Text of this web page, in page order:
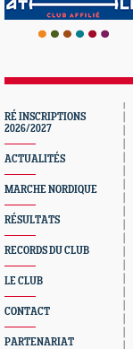
RÉ INSCRIPTIONS
2026/2027
ACTUALITÉS
MARCHE NORDIQUE
RÉSULTATS
RECORDS DU CLUB
LE CLUB
CONTACT
PARTENARIAT